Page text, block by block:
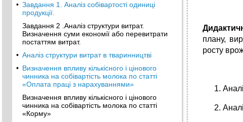
• Завдання 1. Аналіз собівартості одиниці
продукції.
Завдання 2 .Аналіз структури витрат.
Визначення суми економії або перевитрати
постаттям витрат.
• Аналіз структури витрат в тваринництві
• Визначення впливу кількісного і цінового
чинника на собівартість молока по статті
«Оплата праці з нарахуваннями»
Визначення впливу кількісного і цінового
чинника на собівартість молока по статті
«Корму»
плану,
росту